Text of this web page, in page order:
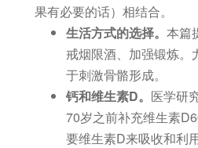
果有必要的话）相结合。
生活方式的选择。 本篇
戒烟限酒、加强锻炼
于刺激骨骼形成。
钙和维生素D。 医学研
70岁之前补充维生素
要维生素D来吸收和利